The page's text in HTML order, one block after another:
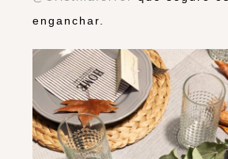
enganchar.